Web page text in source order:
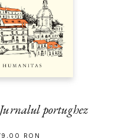
Jurnalul portughez
RON